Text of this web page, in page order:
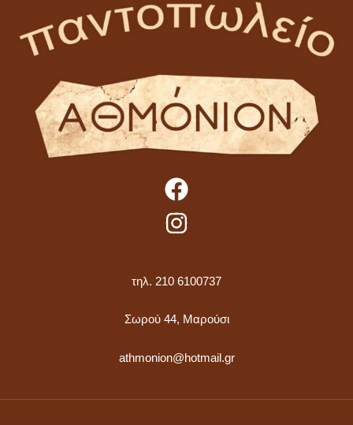
τηλ. 210 6100737
Σωρού 44, Μαρούσι
athmonion@hotmail.gr